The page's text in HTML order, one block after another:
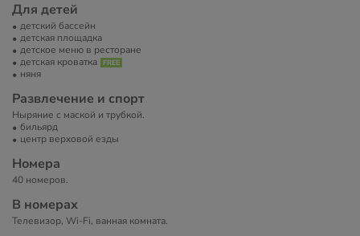
Для детей
детский бассейн
детская площадка
детское меню в ресторане
детская кроватка
няня
Развлечение и спорт
Ныряние с маской и трубкой.
бильярд
центр верховой езды
Номера
40 номеров.
В номерах
Телевизор, Wi-Fi, ванная комната.